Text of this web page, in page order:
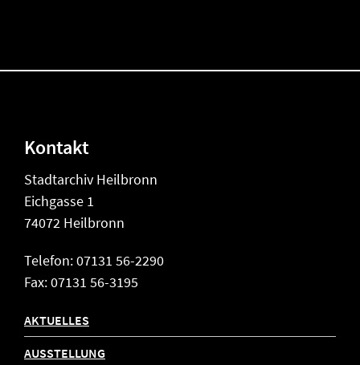
Kontakt
Stadtarchiv Heilbronn
Eichgasse 1
74072 Heilbronn
Telefon: 07131 56-2290
Fax: 07131 56-3195
AKTUELLES
AUSSTELLUNG